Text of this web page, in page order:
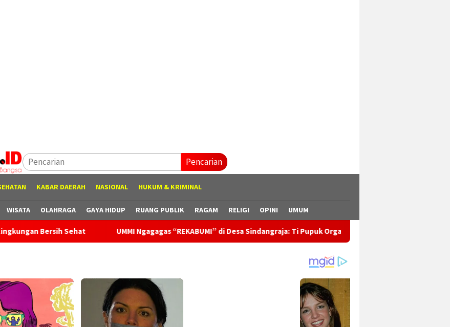
Pencarian
KABAR DAERAH NASIONAL HUKUM & KRIMINAL
WISATA OLAHRAGA GAYA HIDUP RUANG PUBLIK RAGAM RELIGI OPINI UMUM
Sehat UMMI Ngagagas “REKABUMI” di Desa Sindangraja: Ti Pupuk Organik dugi ka Eco-School Mahasiswa KKN OVOD